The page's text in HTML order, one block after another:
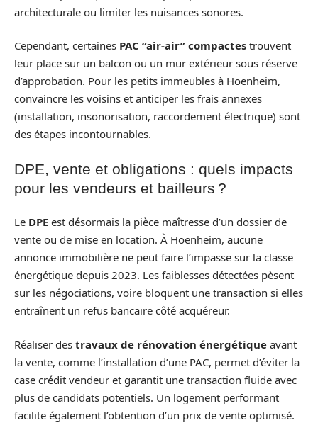
architecturale ou limiter les nuisances sonores.
Cependant, certaines PAC “air-air” compactes trouvent
leur place sur un balcon ou un mur extérieur sous réserve
d’approbation. Pour les petits immeubles à Hoenheim,
convaincre les voisins et anticiper les frais annexes
(installation, insonorisation, raccordement électrique) sont
des étapes incontournables.
DPE, vente et obligations : quels impacts
pour les vendeurs et bailleurs ?
Le DPE est désormais la pièce maîtresse d’un dossier de
vente ou de mise en location. À Hoenheim, aucune
annonce immobilière ne peut faire l’impasse sur la classe
énergétique depuis 2023. Les faiblesses détectées pèsent
sur les négociations, voire bloquent une transaction si elles
entraînent un refus bancaire côté acquéreur.
Réaliser des travaux de rénovation énergétique avant
la vente, comme l’installation d’une PAC, permet d’éviter la
case crédit vendeur et garantit une transaction fluide avec
plus de candidats potentiels. Un logement performant
facilite également l’obtention d’un prix de vente optimisé.